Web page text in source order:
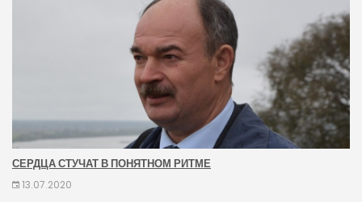
СЕРДЦА СТУЧАТ В ПОНЯТНОМ РИТМЕ
13.07.2020